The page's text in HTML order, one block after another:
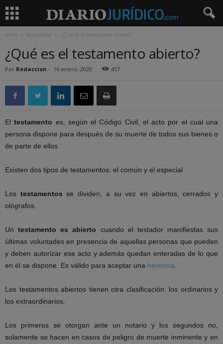
Inicio Actualidad ¿Qué es el testamento abierto?
¿Qué es el testamento abierto?
Por Redaccion - 16 enero, 2020 457
Eltestamento es, según el Código Civil, el acto por el cual una
persona dispone para después de su muerte de todos sus bienes o
de parte de ellos.
Existen dos tipos de testamentos: el común y el especial
Los testamentosse dividen, a su vez en abiertos, cerrados y
ológrafos.
Un testamento es abierto cuando el testador manifiestas sus
últimas voluntades en presencia de aquellas personas que pueden
y deben autorizar ese acto y además quedan enteradas de lo que
en él se dispone. Es válido para aceptar una herencia
Los testamentos abiertos tienen otra clasificación: los ordinarios y
los extraordinarios.
Los primeros se otorgan ante un notario y los segundos no,
solamente se hacen en casos de peligro de muerte inminente y en